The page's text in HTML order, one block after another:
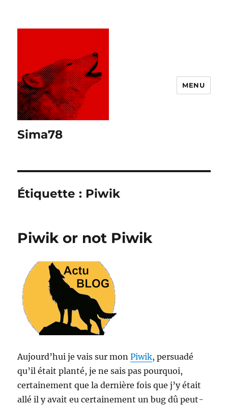
Sima78
MENU
Étiquette : Piwik
Piwik or not Piwik
Aujourd’hui je vais sur monPiwik, persuadé
qu’il était planté, je ne sais pas pourquoi,
certainement que la dernière fois que j’y était
allé il y avait eu certainement un bug dû peut-